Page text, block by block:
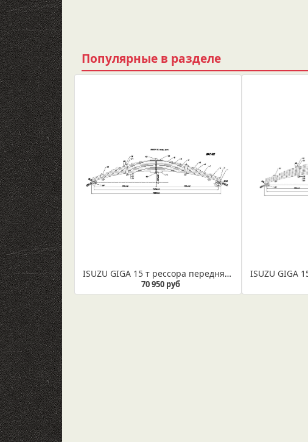
Популярные в разделе
ISUZU GIGA 15 т рессора передняя усиленная (Арт. IR 07-02в) Рессора укомплектована втулками диаметром 32,5 мм
70 950 руб